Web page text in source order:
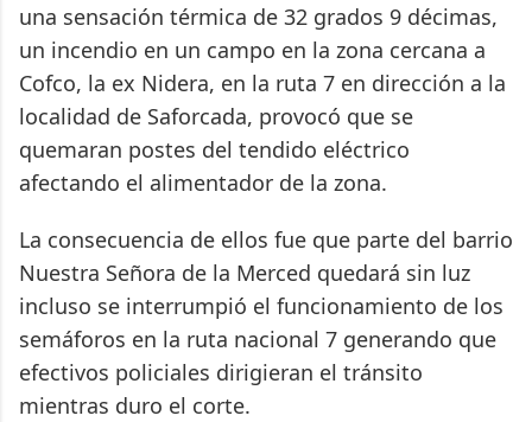
una sensación térmica de 32 grados 9 décimas,
un incendio en un campo en la zona cercana a
Cofco, la ex Nidera, en la ruta 7 en dirección a la
localidad de Saforcada, provocó que se
quemaran postes del tendido eléctrico
afectando el alimentador de la zona.
La consecuencia de ellos fue que parte del barrio
Nuestra Señora de la Merced quedará sin luz
incluso se interrumpió el funcionamiento de los
semáforos en la ruta nacional 7 generando que
efectivos policiales dirigieran el tránsito
mientras duro el corte.